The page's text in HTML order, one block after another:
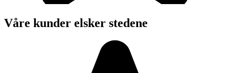
Våre kunder elsker stedene